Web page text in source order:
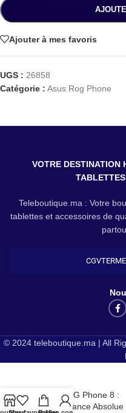
Ajouter à mes favoris
UGS : 26858
Catégorie : Asus Rog Phone
VOTRE DESTINATION
Teleboutique.ma : Votre
tablettes et accessoires de
CGV
© 2024 teleboutique.ma | All
Asus ROG Phone 8 :
La Puissance Absolue